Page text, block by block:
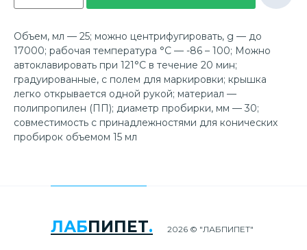
Объем, мл — 25; можно центрифугировать, g — до
17000; рабочая температура °С — -86 – 100; Можно
автоклавировать при 121°C в течение 20 мин;
градуированные, с полем для маркировки; крышка
легко открывается одной рукой; материал —
полипропилен (ПП); диаметр пробирки, мм — 30;
совместимость с принадлежностями для конических
пробирок объемом 15 мл
ЛАБПИПЕТ. 2026 © "ЛАБПИПЕТ"